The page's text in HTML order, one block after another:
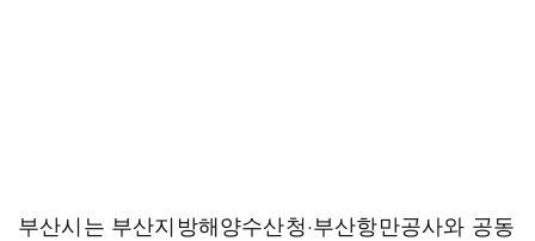
부산시는 부산지방해양수산청·부산항만공사와 공동